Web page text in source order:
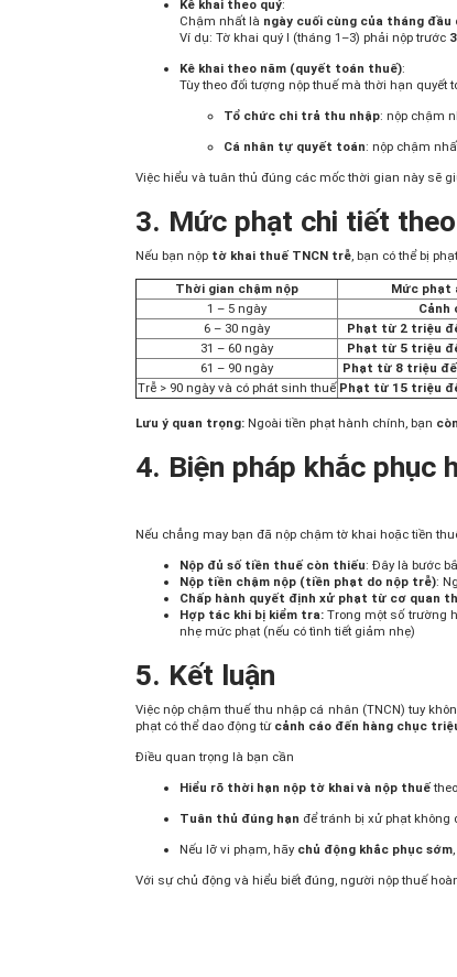
Kê khai theo quý:
Chậm nhất là ngày cuối cùng của tháng
Ví dụ: Tờ khai quý I (tháng 1–3) phải nộp trước
Kê khai theo năm (quyết toán thuế):
Tùy theo đối tượng nộp thuế mà thời hạn quyết
Tổ chức chi trả thu nhập: nộp chậm
Cá nhân tự quyết toán: nộp chậm
Việc hiểu và tuân thủ đúng các mốc thời gian này sẽ
3. Mức phạt chi tiết
Nếu bạn nộp tờ khai thuế TNCN trễ, bạn có thể bị
Thời gian chậm nộp Mức phạt
1 – 5 ngày
Cảnh
6 – 30 ngày
Phạt từ 2 triệu
31 – 60 ngày
Phạt từ 5 triệu
61 – 90 ngày
Phạt từ 8 triệu
Trễ > 90 ngày và có phát sinh thuế Phạt từ 15 triệu
Lưu ý quan trọng:Ngoài tiền phạt hành chính, bạn
4. Biện pháp khắc phục
Nếu chẳng may bạn đã nộp chậm tờ khai hoặc tiền
Nộp đủ số tiền thuế còn thiếu: Đây là bước
Nộp tiền chậm nộp (tiền phạt do nộp trễ):
Chấp hành quyết định xử phạt từ cơ quan
Hợp tác khi bị kiểm tra: Trong một số trường
nhẹ mức phạt (nếu có tình tiết giảm nhẹ)
5. Kết luận
Việc nộp chậm thuế thu nhập cá nhân (TNCN) tuy
phạt có thể dao động từ cảnh cáo đến hàng chục
Điều quan trọng là bạn cần
Hiểu rõ thời hạn nộp tờ khai và nộp thuế
Tuân thủ đúng hạn để tránh bị xử phạt không
Nếu lỡ vi phạm, hãy chủ động khắc phục sớm
Với sự chủ động và hiểu biết đúng, người nộp thuế